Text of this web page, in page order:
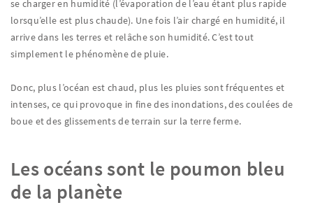
se charger en humidité (l’évaporation de l’eau étant plus rapide
lorsqu’elle est plus chaude). Une fois l’air chargé en humidité, il
arrive dans les terres et relâche son humidité. C’est tout
simplement le phénomène de pluie.
Donc, plus l’océan est chaud, plus les pluies sont fréquentes et
intenses, ce qui provoque in fine des inondations, des coulées de
boue et des glissements de terrain sur la terre ferme.
Les océans sont le poumon bleu
de la planète